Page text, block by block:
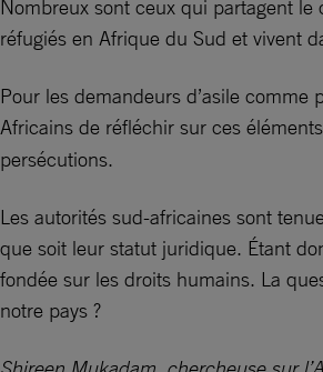
Nombreux sont ceux qui partagent le
réfugiés en Afrique du Sud et vivent
Pour les demandeurs d’asile
Africains de réfléchir sur ces
persécutions.
Les autorités sud-africaines sont
que soit leur statut juridique. Étant
fondée sur les droits humains. La
notre pays ?